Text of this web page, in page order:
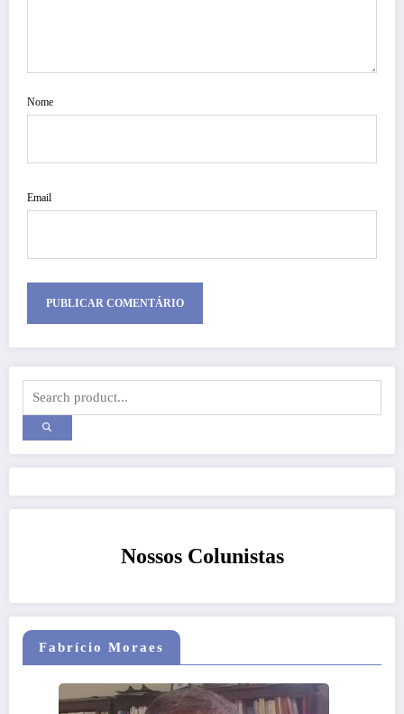
Nome
Email
Nossos Colunistas
Fabrício Moraes